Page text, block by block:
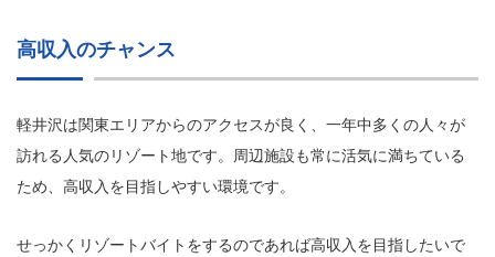
高収入のチャンス
軽井沢は関東エリアからのアクセスが良く、一年中多くの人々が
訪れる人気のリゾート地です。周辺施設も常に活気に満ちている
ため、高収入を目指しやすい環境です。
せっかくリゾートバイトをするのであれば高収入を目指したいで